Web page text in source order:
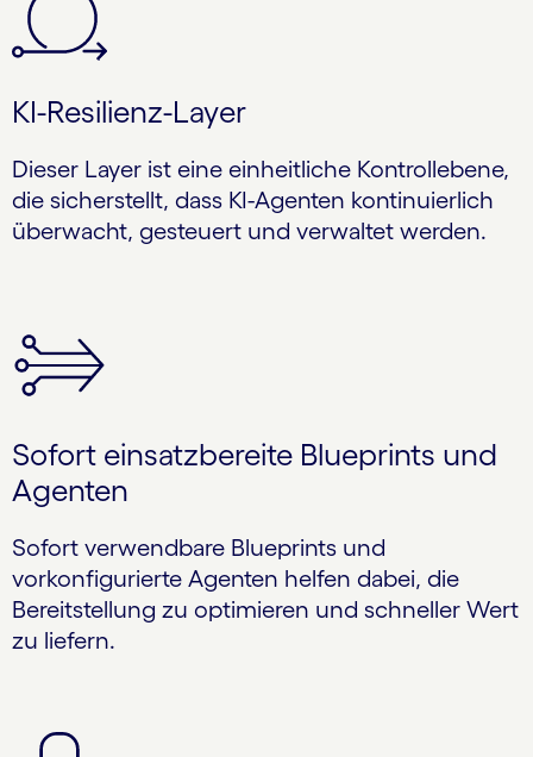
KI-Resilienz-Layer
Dieser Layer ist eine einheitliche Kontrollebene,
die sicherstellt, dass KI-Agenten kontinuierlich
überwacht, gesteuert und verwaltet werden.
Sofort einsatzbereite Blueprints und
Agenten
Sofort verwendbare Blueprints und
vorkonfigurierte Agenten helfen dabei, die
Bereitstellung zu optimieren und schneller Wert
zu liefern.